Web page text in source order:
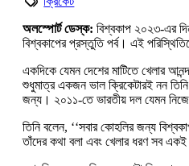
অলস্পোর্ট ডেস্ক: বিশ্বকাপ ২০২৩-এর
বিশ্বকাপের প্রস্তুতি পর্ব। এই
একদিকে যেমন দেশের মাটিতে খেলার
শুধুমাত্র একজন ভাল ক্রিকেটারই নন
জন্য। ২০১১-তে ভারতীয় দল যেমন
তিনি বলেন, ‘‘সবার কোহলির জন্য
তাঁদের কথা বলা এবং খেলার ধরণ সব